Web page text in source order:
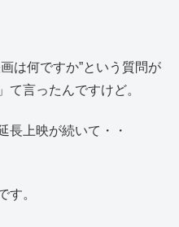
は何ですか”という質問が
て言ったんですけど。
長上映が続いて・・
す。